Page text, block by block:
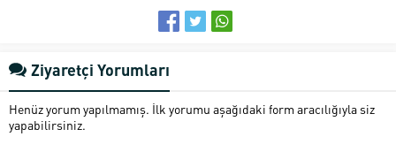
Ziyaretçi Yorumları
Henüz yorum yapılmamış. İlk yorumu aşağıdaki form aracılığıyla siz
yapabilirsiniz.